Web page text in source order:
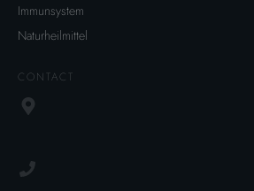
Immunsystem
Naturheilmittel
CONTACT